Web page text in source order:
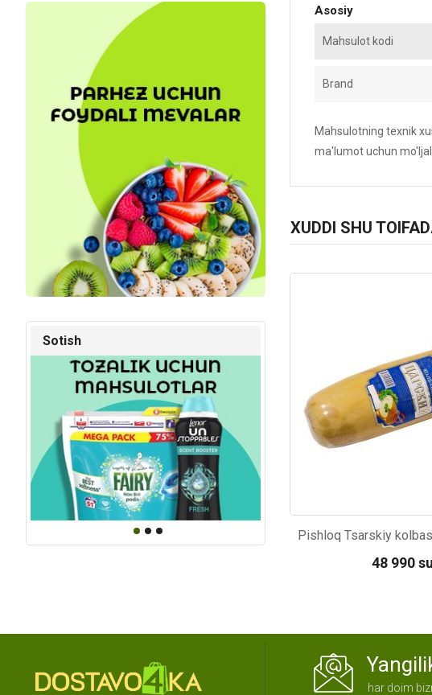
Sotish
Asosiy
Mahsulot kodi
Brand
Mahsulotning texnik
ma'lumot uchun
XUDDI SHU
Kod: 653
48 990
har doim